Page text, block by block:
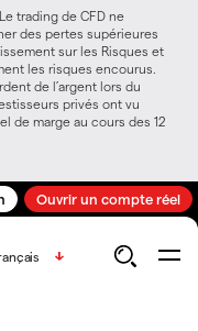
trading de CFD ne
des pertes supérieures
sur les Risques et
les risques encourus.
de l’argent lors du
privés ont vu
de marge au cours des 12
Ouvrir un compte réel